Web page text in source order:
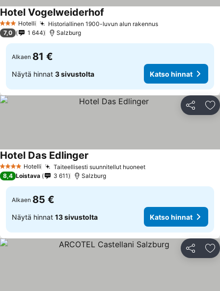
3 Tähtiluokitus
Hotelli Historiallinen 1900-luvun alun rakennus
Hotel Vogelweiderhof
7,0 1 644 Salzburg
Alkaen 81 €
Näytä hinnat 3 sivustolta Katso hinnat
Jaa
4 Tähtiluokitus
Hotelli Taiteellisesti suunnitellut huoneet
Hotel Das Edlinger
8,4 Loistava 3 611 Salzburg
Alkaen 85 €
Näytä hinnat 13 sivustolta Katso hinnat
Jaa